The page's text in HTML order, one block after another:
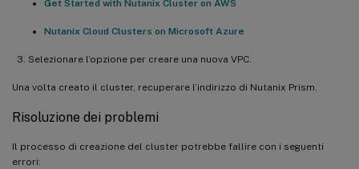
Microsoft.Storage/storageAccounts/
Microsoft.Storage/storageAccounts/
Microsoft.ManagedIdentity/
Microsoft.Resources/subscriptions/
Microsoft.Resources/tags/delete
Microsoft.Resources/providers/read
Microsoft.Compute/sshPublicKeys/read
Get Started with Nutanix Cluster on AWS
Nutanix Cloud Clusters on Microsoft Azure
Selezionare l’opzione per creare una nuova VPC.
Una volta creato il cluster, recuperare l’indirizzo di Nutanix Prism.
Risoluzione dei problemi
Il processo di creazione del cluster potrebbe fallire con i seguenti
errori: